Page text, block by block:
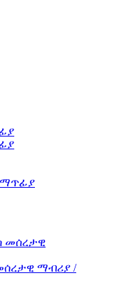
ማጥፊያ
ማብሪያ /